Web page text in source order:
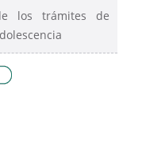
los trámites de